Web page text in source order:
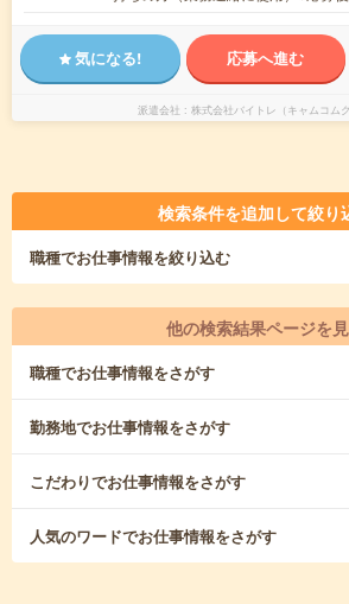
気になる! 応募へ進む
派遣会社 株式会社バイトレ（キャムコムグ
検索条件を追加して絞り
職種でお仕事情報を絞り込む
他の検索結果ページを
職種でお仕事情報をさがす
勤務地でお仕事情報をさがす
こだわりでお仕事情報をさがす
人気のワードでお仕事情報をさがす